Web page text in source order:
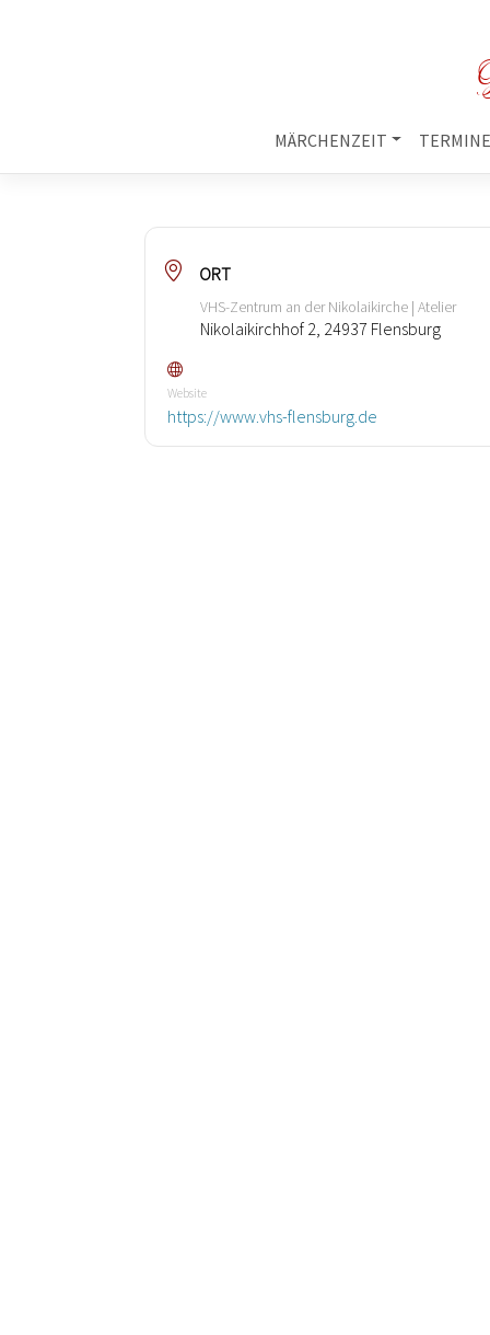
MÄRCHENZEIT TERMINE
ORT
VHS-Zentrum an der Nikolaikirche | Atelier
Nikolaikirchhof 2, 24937 Flensburg
Website
https://www.vhs-flensburg.de